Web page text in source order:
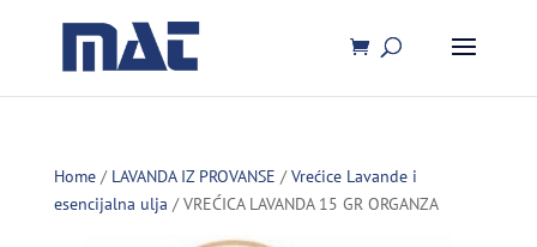
Home/ LAVANDA IZ PROVANSE /Vrećice Lavande i
esencijalna ulja / VREĆICA LAVANDA 15 GR ORGANZA